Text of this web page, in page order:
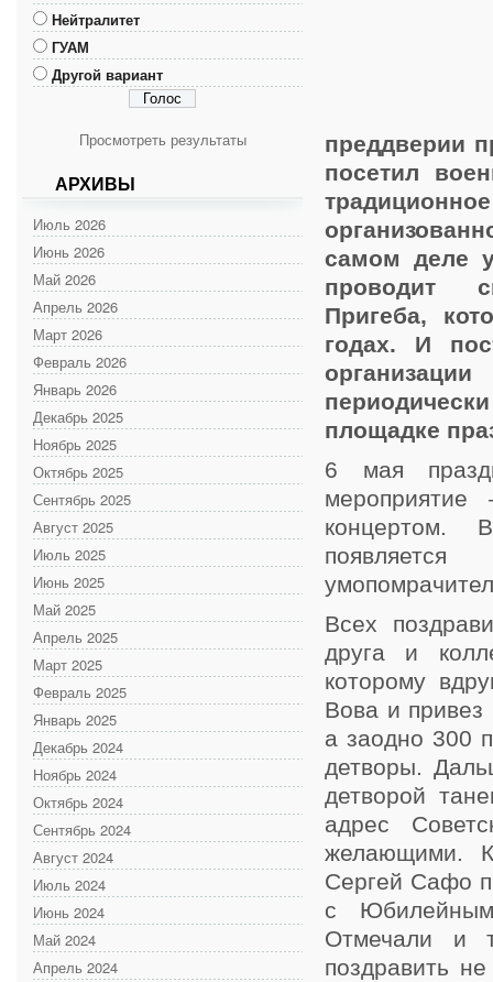
Нейтралитет
ГУАМ
Другой вариант
Просмотреть результаты
АРХИВЫ
Июль 2026
Июнь 2026
Май 2026
Апрель 2026
Март 2026
Февраль 2026
Январь 2026
Декабрь 2025
Ноябрь 2025
Октябрь 2025
Сентябрь 2025
Август 2025
Июль 2025
Июнь 2025
Май 2025
Апрель 2025
Март 2025
Февраль 2025
Январь 2025
Декабрь 2024
Ноябрь 2024
Октябрь 2024
Сентябрь 2024
Август 2024
Июль 2024
Июнь 2024
Май 2024
Апрель 2024
преддверии
посетил
самом деле
проводит
Пригеба,
годах. И
площадке
6 мая
концертом.
Всех
друга и
которому
Вова и
а заодно 300
детворы.
детворой
адрес
желающими.
Сергей Сафо
с
Отмечали и
поздравить